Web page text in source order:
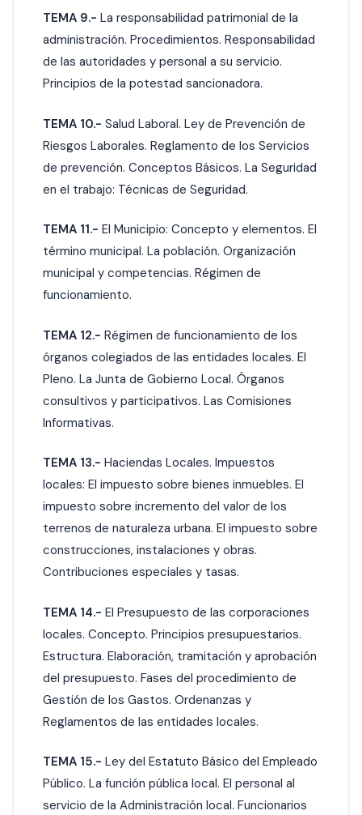
TEMA 9.- La responsabilidad patrimonial de la
administración. Procedimientos. Responsabilidad
de las autoridades y personal a su servicio.
Principios de la potestad sancionadora.
TEMA 10.- Salud Laboral. Ley de Prevención de
Riesgos Laborales. Reglamento de los Servicios
de prevención. Conceptos Básicos. La Seguridad
en el trabajo: Técnicas de Seguridad.
TEMA 11.- El Municipio: Concepto y elementos. El
término municipal. La población. Organización
municipal y competencias. Régimen de
funcionamiento.
TEMA 12.- Régimen de funcionamiento de los
órganos colegiados de las entidades locales. El
Pleno. La Junta de Gobierno Local. Órganos
consultivos y participativos. Las Comisiones
Informativas.
TEMA 13.- Haciendas Locales. Impuestos
locales: El impuesto sobre bienes inmuebles. El
impuesto sobre incremento del valor de los
terrenos de naturaleza urbana. El impuesto sobre
construcciones, instalaciones y obras.
Contribuciones especiales y tasas.
TEMA 14.- El Presupuesto de las corporaciones
locales. Concepto. Principios presupuestarios.
Estructura. Elaboración, tramitación y aprobación
del presupuesto. Fases del procedimiento de
Gestión de los Gastos. Ordenanzas y
Reglamentos de las entidades locales.
TEMA 15.- Ley del Estatuto Básico del Empleado
Público. La función pública local. El personal al
servicio de la Administración local. Funcionarios